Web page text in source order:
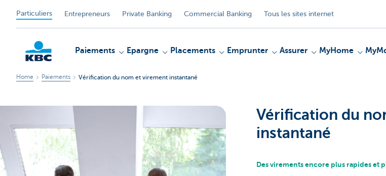
Particuliers Entrepreneurs Private Banking Commercial Banking Tous les sites internet
Particulieren
Paiements Epargne Placements Emprunter Assurer MyHome
Home Paiements Vérification du nom et virement instantané
Vérification du
instantané
Des virements encore plus rapides et